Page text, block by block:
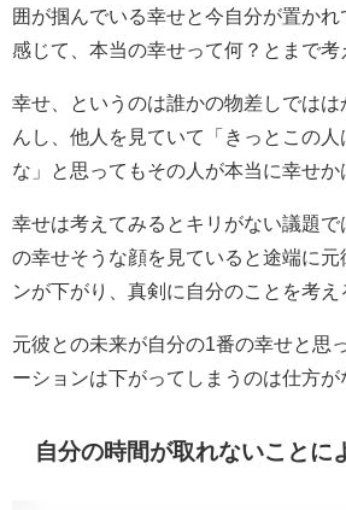
囲が掴んでいる幸せと今自分が置か
感じて、本当の幸せって何？とまで考
幸せ、というのは誰かの物差しでは
んし、他人を見ていて「きっとこの人
な」と思ってもその人が本当に幸せか
幸せは考えてみるとキリがない議題で
の幸せそうな顔を見ていると途端に元
ンが下がり、真剣に自分のことを考え
元彼との未来が自分の1番の幸せと思
ーションは下がってしまうのは仕方が
自分の時間が取れないことに